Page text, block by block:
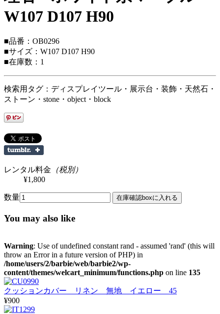
W107 D107 H90
■品番：OB0296
■サイズ：W107 D107 H90
■在庫数：1
検索用タグ：ディスプレイツール・展示台・装飾・天然石・
ストーン・stone・object・block
レンタル料金 （税別）
¥1,800
数量
You may also like
Warning: Use of undefined constant rand - assumed 'rand' (this will
throw an Error in a future version of PHP) in
/home/users/2/barbie/web/barbie2/wp-
content/themes/welcart_minimum/functions.php on line 135
クッションカバー リネン 無地 イエロー 45
¥900